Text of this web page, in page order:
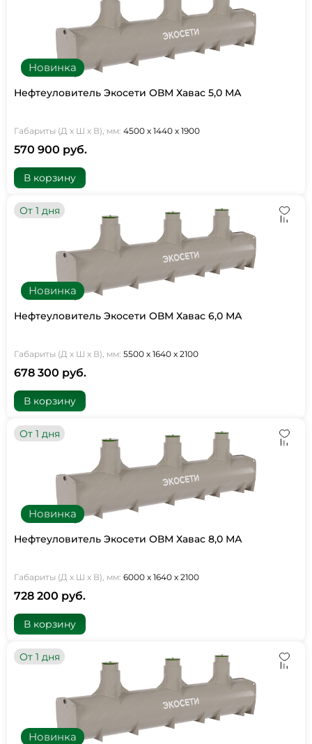
Новинка
Нефтеуловитель Экосети ОВМ Хавас 5,0 МА
Габариты (Д х Ш х В), мм: 4500 х 1440 х 1900
570 900 руб.
В корзину
Новинка
От 1 дня
Нефтеуловитель Экосети ОВМ Хавас 6,0 МА
Габариты (Д х Ш х В), мм: 5500 х 1640 х 2100
678 300 руб.
В корзину
Новинка
От 1 дня
Нефтеуловитель Экосети ОВМ Хавас 8,0 МА
Габариты (Д х Ш х В), мм: 6000 х 1640 х 2100
728 200 руб.
В корзину
Новинка
От 1 дня